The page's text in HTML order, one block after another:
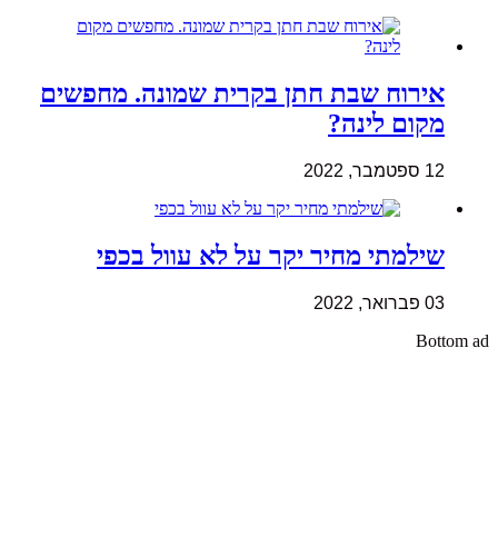
אירוח שבת חתן בקרית שמונה. מחפשים
מקום לינה?
12 ספטמבר, 2022
שילמתי מחיר יקר על לא עוול בכפי
03 פברואר, 2022
Bottom ad